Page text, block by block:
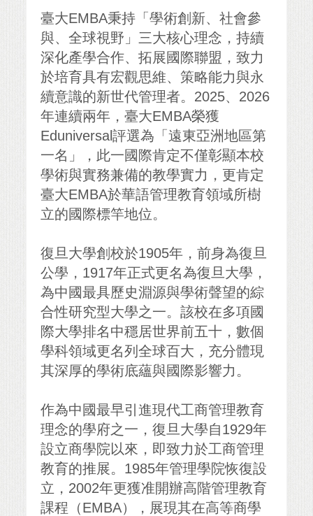
臺大EMBA秉持「學術創新、社會參
與、全球視野」三大核心理念，持續
深化產學合作、拓展國際聯盟，致力
於培育具有宏觀思維、策略能力與永
續意識的新世代管理者。2025、2026
年連續兩年，臺大EMBA榮獲
Eduniversal評選為「遠東亞洲地區第
一名」，此一國際肯定不僅彰顯本校
學術與實務兼備的教學實力，更肯定
臺大EMBA於華語管理教育領域所樹
立的國際標竿地位。
復旦大學創校於1905年，前身為復旦
公學，1917年正式更名為復旦大學，
為中國最具歷史淵源與學術聲望的綜
合性研究型大學之一。該校在多項國
際大學排名中穩居世界前五十，數個
學科領域更名列全球百大，充分體現
其深厚的學術底蘊與國際影響力。
作為中國最早引進現代工商管理教育
理念的學府之一，復旦大學自1929年
設立商學院以來，即致力於工商管理
教育的推展。1985年管理學院恢復設
立，2002年更獲准開辦高階管理教育
課程（EMBA），展現其在高等商學